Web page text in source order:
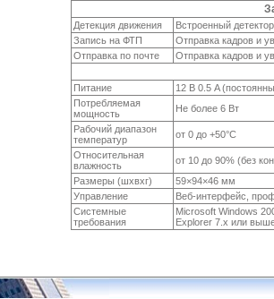
Детекция движения
Встроенный
Запись на ФТП
Отправка кадров и
Отправка по почте
Отправка кадров и
Питание
12 В 0.5 A
Потребляемая
мощность
Не более 6 Вт
Рабочий диапазон
температур
от 0 до +50°С
Относительная
влажность
от 10 до 90% (без
Размеры (шхвхг)
59×94×46 мм
Управление
Веб-интерфейс,
Системные
требования
Microsoft Windows
Explorer 7.x или